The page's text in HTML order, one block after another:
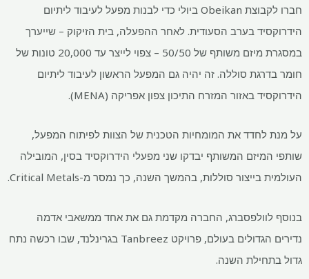
חברו לקבוצת Obeikan ביולי כדי לבנות מפעל לעיבוד ליתיום
הידרוקסיד בערב הסעודית. לאחר ההפעלה, בית הזיקוק – שייערך
במסגרת מיזם משותף של 50/50 – צפוי לייצר עד 20,000 טונות של
חומר בדרגת סוללה. זה יהיה גם המפעל הראשון לעיבוד ליתיום
הידרוקסיד באזור המזרח התיכון צפון אפריקה (MENA).
על מנת לחדד את המומחיות הטכנית של הצוות לפיתוח המפעל,
שותפי המיזם המשותף יבדקו שני מפעלי הידרוקסיד בסין, המובילה
העולמית בייצור סוללות, בהמשך השנה, כך נמסר מ-Critical Metals.
בנוסף לוולפסברג, החברה מקדמת גם את אחד ממשאבי אדמה
נדירים הגדולים בעולם, פרויקט Tanbreez בגרינלנד, שבו רכשה נתח
גדול בתחילת השנה.